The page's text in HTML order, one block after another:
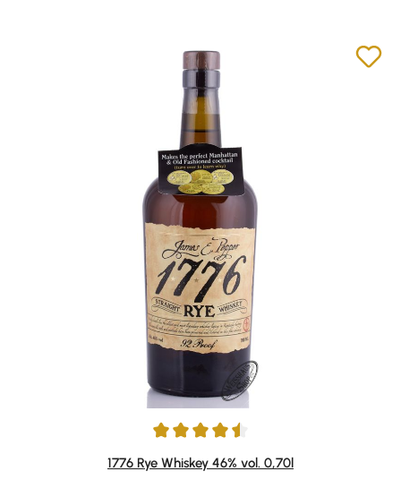
Average rating of 4.39 out of 5 stars
1776 Rye Whiskey 46% vol. 0,70l